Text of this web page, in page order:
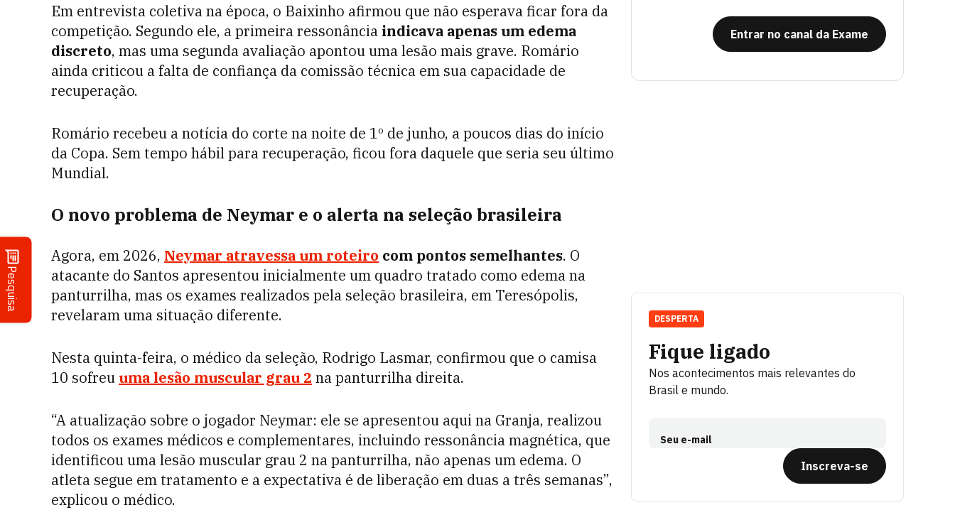
Pesquisa
Em entrevista coletiva na época, o Baixinho afirmou que não esperava ficar fora da
competição. Segundo ele, a primeira ressonância indicava apenas um edema
discreto, mas uma segunda avaliação apontou uma lesão mais grave. Romário
ainda criticou a falta de confiança da comissão técnica em sua capacidade de
recuperação.
Romário recebeu a notícia do corte na noite de 1º de junho, a poucos dias do início
da Copa. Sem tempo hábil para recuperação, ficou fora daquele que seria seu último
Mundial.
O novo problema de Neymar e o alerta na seleção brasileira
Agora, em 2026, Neymar atravessa um roteiro com pontos semelhantes. O
atacante do Santos apresentou inicialmente um quadro tratado como edema na
panturrilha, mas os exames realizados pela seleção brasileira, em Teresópolis,
revelaram uma situação diferente.
Nesta quinta-feira, o médico da seleção, Rodrigo Lasmar, confirmou que o camisa
10 sofreuuma lesão muscular grau 2 na panturrilha direita.
“A atualização sobre o jogador Neymar: ele se apresentou aqui na Granja, realizou
todos os exames médicos e complementares, incluindo ressonância magnética, que
identificou uma lesão muscular grau 2 na panturrilha, não apenas um edema. O
atleta segue em tratamento e a expectativa é de liberação em duas a três semanas”,
explicou o médico.
Entrar no canal da Exame
Fique ligado
Nos acontecimentos mais relevantes do
Brasil e mundo.
Seu e-mail
Inscreva-se
DESPERTA